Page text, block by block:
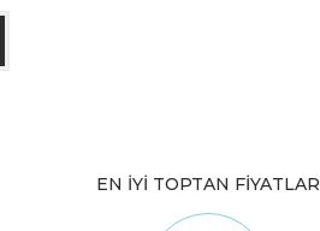
EN İYİ TOPTAN FİYATLAR